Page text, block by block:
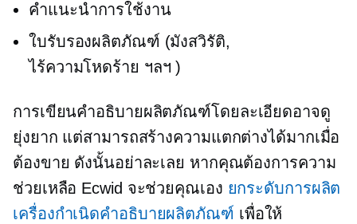
คำแนะนำการใช้งาน
ใบรับรองผลิตภัณฑ์ (มังสวิรัติ,
ไร้ความโหดร้าย ฯลฯ )
การเขียนคำอธิบายผลิตภัณฑ์โดยละเอียดอาจดู
ยุ่งยาก แต่สามารถสร้างความแตกต่างได้มากเมื่อ
ต้องขาย ดังนั้นอย่าละเลย หากคุณต้องการความ
ช่วยเหลือ Ecwid จะช่วยคุณเอง ยกระดับการผลิต
เครื่องกำเนิดคำอธิบายผลิตภัณฑ์ เพื่อให้